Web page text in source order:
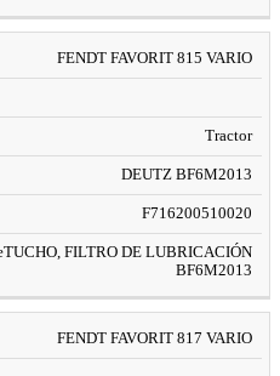
FENDT FAVORIT 815 VARIO
Tractor
DEUTZ BF6M2013
F716200510020
FILTRO DE LUBRICACIÓN
BF6M2013
FENDT FAVORIT 817 VARIO